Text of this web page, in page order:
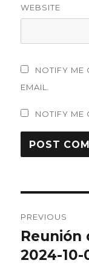
WEBSITE
NOTIFY ME
EMAIL.
NOTIFY ME
PREVIOUS
Previous
post:
Reunión
2024-10-